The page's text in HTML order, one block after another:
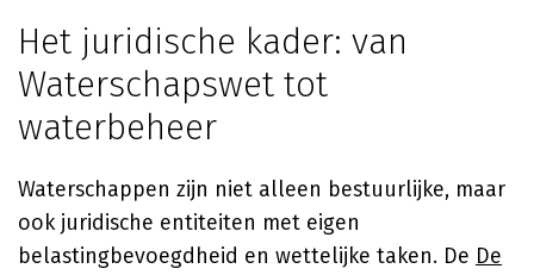
Het juridische kader: van
Waterschapswet tot
waterbeheer
Waterschappen zijn niet alleen bestuurlijke, maar
ook juridische entiteiten met eigen
belastingbevoegdheid en wettelijke taken. De De